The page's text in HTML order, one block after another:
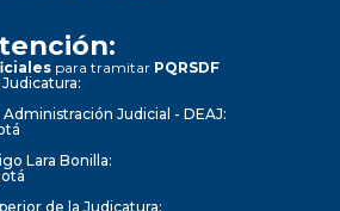
para tramitar PQRSDF
Judicial - DEAJ:
Lara Bonilla:
de la Judicatura: